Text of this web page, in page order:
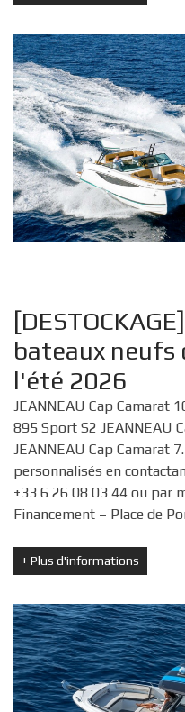
bateaux neufs
l'été 2026
JEANNEAU Cap Camarat
895 Sport S2 JEANNEAU
JEANNEAU Cap Camarat
personnalisés en
+33 6 26 08 03 44 ou par
Financement – Place de
+Plus d'informations